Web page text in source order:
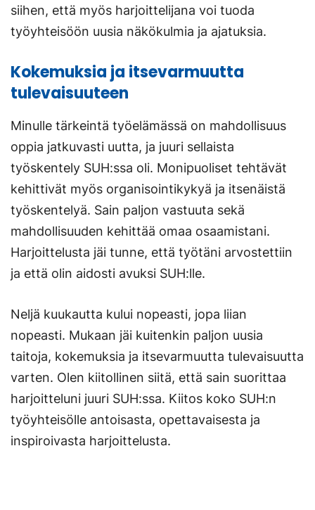
siihen, että myös harjoittelijana voi tuoda
työyhteisöön uusia näkökulmia ja ajatuksia.
Kokemuksia ja itsevarmuutta
tulevaisuuteen
Minulle tärkeintä työelämässä on mahdollisuus
oppia jatkuvasti uutta, ja juuri sellaista
työskentely SUH:ssa oli. Monipuoliset tehtävät
kehittivät myös organisointikykyä ja itsenäistä
työskentelyä. Sain paljon vastuuta sekä
mahdollisuuden kehittää omaa osaamistani.
Harjoittelusta jäi tunne, että työtäni arvostettiin
ja että olin aidosti avuksi SUH:lle.
Neljä kuukautta kului nopeasti, jopa liian
nopeasti. Mukaan jäi kuitenkin paljon uusia
taitoja, kokemuksia ja itsevarmuutta tulevaisuutta
varten. Olen kiitollinen siitä, että sain suorittaa
harjoitteluni juuri SUH:ssa. Kiitos koko SUH:n
työyhteisölle antoisasta, opettavaisesta ja
inspiroivasta harjoittelusta.